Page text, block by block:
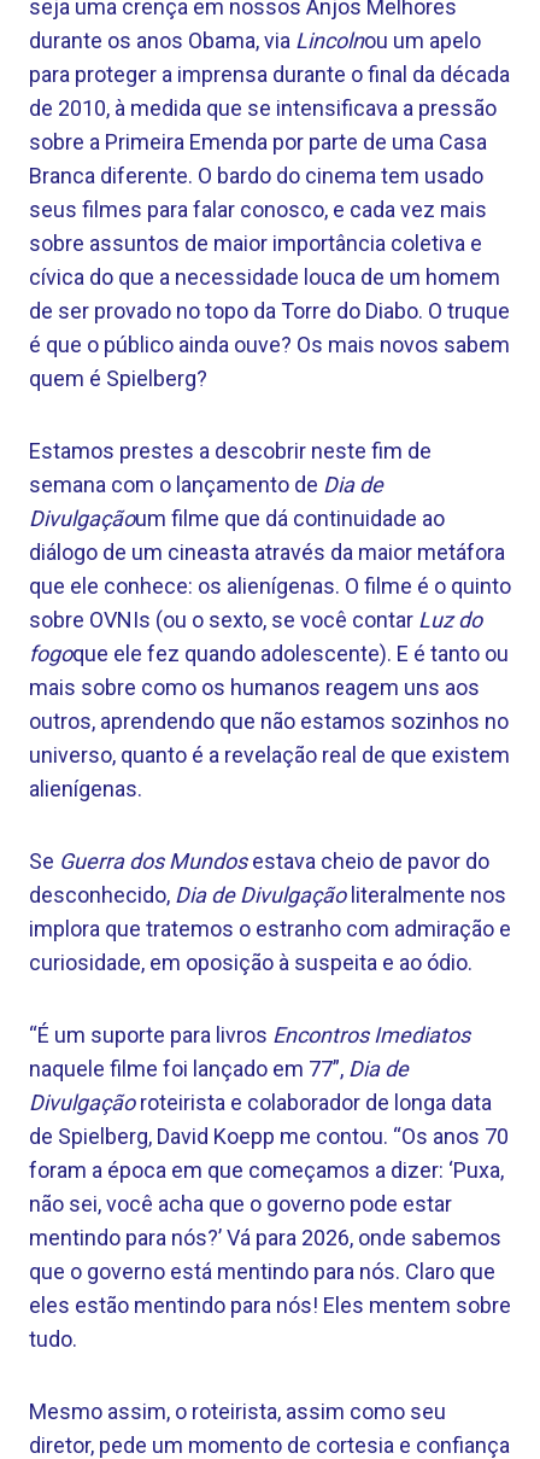
seja uma crença em nossos Anjos Melhores
durante os anos Obama, via Lincolnou um apelo
para proteger a imprensa durante o final da década
de 2010, à medida que se intensificava a pressão
sobre a Primeira Emenda por parte de uma Casa
Branca diferente. O bardo do cinema tem usado
seus filmes para falar conosco, e cada vez mais
sobre assuntos de maior importância coletiva e
cívica do que a necessidade louca de um homem
de ser provado no topo da Torre do Diabo. O truque
é que o público ainda ouve? Os mais novos sabem
quem é Spielberg?
Estamos prestes a descobrir neste fim de
semana com o lançamento de Dia de
Divulgaçãoum filme que dá continuidade ao
diálogo de um cineasta através da maior metáfora
que ele conhece: os alienígenas. O filme é o quinto
sobre OVNIs (ou o sexto, se você contar Luz do
fogoque ele fez quando adolescente). E é tanto ou
mais sobre como os humanos reagem uns aos
outros, aprendendo que não estamos sozinhos no
universo, quanto é a revelação real de que existem
alienígenas.
Se Guerra dos Mundosestava cheio de pavor do
desconhecido, Dia de Divulgação literalmente nos
implora que tratemos o estranho com admiração e
curiosidade, em oposição à suspeita e ao ódio.
“É um suporte para livros Encontros Imediatos
naquele filme foi lançado em 77”, Dia de
Divulgaçãoroteirista e colaborador de longa data
de Spielberg, David Koepp me contou. “Os anos 70
foram a época em que começamos a dizer: ‘Puxa,
não sei, você acha que o governo pode estar
mentindo para nós?’ Vá para 2026, onde sabemos
que o governo está mentindo para nós. Claro que
eles estão mentindo para nós! Eles mentem sobre
tudo.
Mesmo assim, o roteirista, assim como seu
diretor, pede um momento de cortesia e confiança